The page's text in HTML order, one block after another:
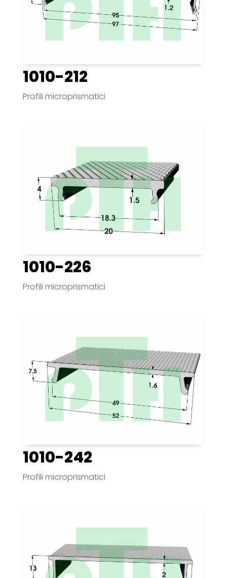
1010-212
Profili microprismatici
1010-226
Profili microprismatici
1010-242
Profili microprismatici